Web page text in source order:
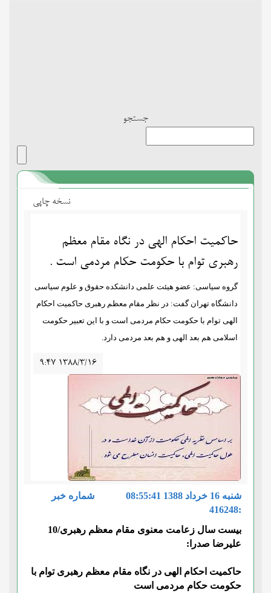
جستجو
نسخه چاپی
حاکمیت احکام الهی در نگاه مقام معظم
رهبری توام با حکومت حکام مردمی است .
گروه سیاسی: عضو هیئت علمی دانشکده حقوق و علوم سیاسی
دانشگاه تهران گفت: در نظر مقام معظم رهبری حاکمیت احکام
الهی توام با حکومت حکام مردمی است و با این تعبیر حکومت
اسلامی هم بعد الهی و هم بعد مردمی دارد.
۹:۴۷ ۱۳۸۸/۳/۱۶
شنبه 16 خرداد 1388 08:55:41 شماره‌ خبر
:416248
بیست سال زعامت معنوی مقام معظم رهبری/10
علیرضا صدرا:
حاکمیت احکام الهی در نگاه مقام معظم رهبری توام با
حکومت حکام مردمی است